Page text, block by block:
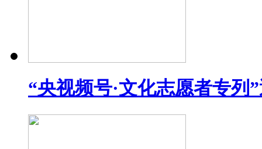
“央视频号·文化志愿者专列